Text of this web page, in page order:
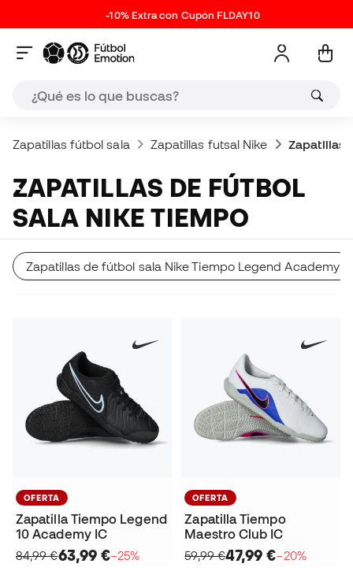
-10% Extra con Cupón FLDAY10
Zapatillas fútbol sala Zapatillas futsal Nike Zapatillas
ZAPATILLAS DE FÚTBOL
SALA NIKE TIEMPO
Zapatillas de fútbol sala Nike Tiempo Legend Academy
OFERTA
Zapatilla Tiempo Legend
10 Academy IC
84,99 €63,99 €−25%
OFERTA
Zapatilla Tiempo
Maestro Club IC
59,99 €47,99 €−20%